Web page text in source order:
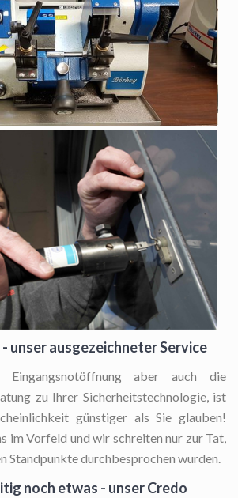
unser ausgezeichneter Service
aber auch die
zu Ihrer Sicherheitstechnologie, ist
günstiger als Sie glauben!
im Vorfeld und wir schreiten nur zur Tat,
Standpunkte durchbesprochen wurden.
noch etwas - unser Credo